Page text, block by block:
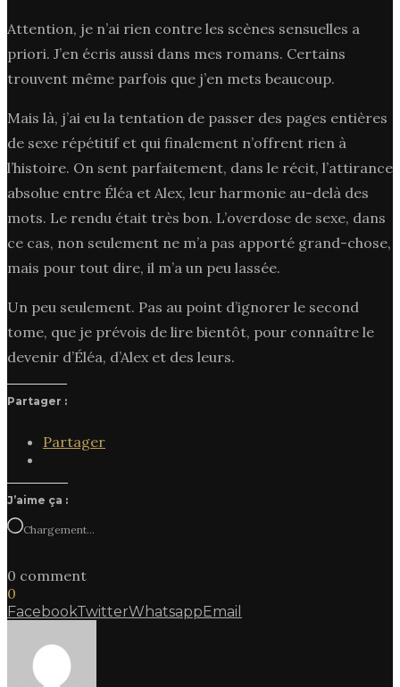
Attention, je n’ai rien contre les scènes sensuelles a
priori. J’en écris aussi dans mes romans. Certains
trouvent même parfois que j’en mets beaucoup.
Mais là, j’ai eu la tentation de passer des pages entières
de sexe répétitif et qui finalement n’offrent rien à
l’histoire. On sent parfaitement, dans le récit, l’attirance
absolue entre Éléa et Alex, leur harmonie au-delà des
mots. Le rendu était très bon. L’overdose de sexe, dans
ce cas, non seulement ne m’a pas apporté grand-chose,
mais pour tout dire, il m’a un peu lassée.
Un peu seulement. Pas au point d’ignorer le second
tome, que je prévois de lire bientôt, pour connaître le
devenir d’Éléa, d’Alex et des leurs.
Partager :
Partager
J’aime ça :
Chargement…
0 comment
0
FacebookTwitterWhatsappEmail